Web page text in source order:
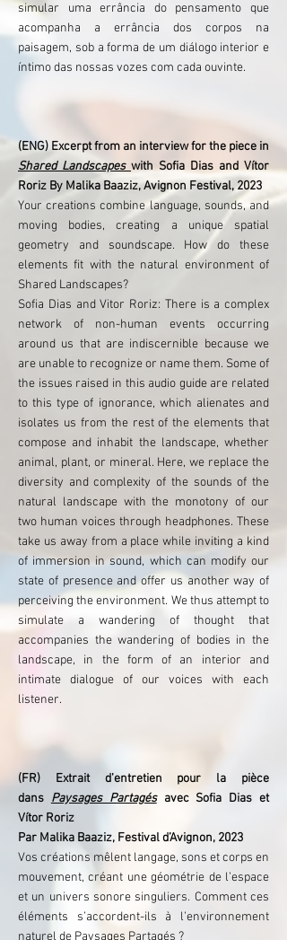
simular uma errância do pensamento que
acompanha a errância dos corpos na
paisagem, sob a forma de um diálogo interior e
íntimo das nossas vozes com cada ouvinte.
(ENG) Excerpt from an interview for the piece in
Shared Landscapes with Sofia Dias and Vítor
Roriz By Malika Baaziz, Avignon Festival, 2023
Your creations combine language, sounds, and
moving bodies, creating a unique spatial
geometry and soundscape. How do these
elements fit with the natural environment of
Shared Landscapes?
Sofia Dias and Vitor Roriz: There is a complex
network of non-human events occurring
around us that are indiscernible because we
are unable to recognize or name them. Some of
the issues raised in this audio guide are related
to this type of ignorance, which alienates and
isolates us from the rest of the elements that
compose and inhabit the landscape, whether
animal, plant, or mineral. Here, we replace the
diversity and complexity of the sounds of the
natural landscape with the monotony of our
two human voices through headphones. These
take us away from a place while inviting a kind
of immersion in sound, which can modify our
state of presence and offer us another way of
perceiving the environment. We thus attempt to
simulate a wandering of thought that
accompanies the wandering of bodies in the
landscape, in the form of an interior and
intimate dialogue of our voices with each
listener.
(FR) Extrait d’entretien pour la pièce
dans Paysages Partagés avec Sofia Dias et
Vítor Roriz
Par Malika Baaziz, Festival d’Avignon, 2023
Vos créations mêlent langage, sons et corps en
mouvement, créant une géométrie de l’espace
et un univers sonore singuliers. Comment ces
éléments s’accordent-ils à l’environnement
naturel de Paysages Partagés ?